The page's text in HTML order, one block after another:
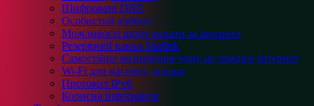
Шифровані DNS
Особистий кабінет
Можливості щодо оплати за Інтернет
Резервний канал Starlink
Самостійне визначення чому не працює Інтернет
Wi-Fi для масових заходів
Протокол IPv6
Корисна інформація